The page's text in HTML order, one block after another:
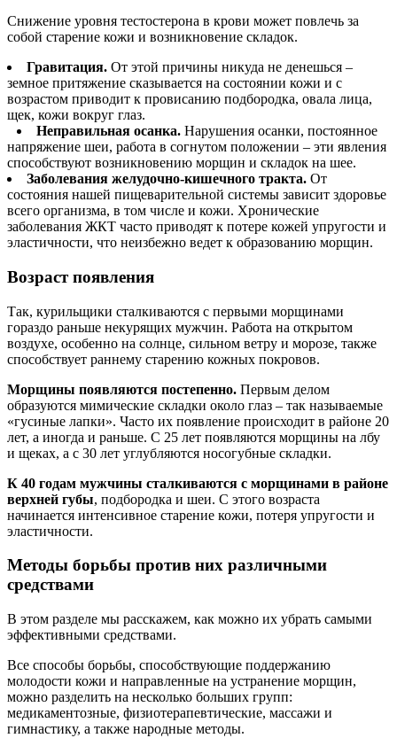
Снижение уровня тестостерона в крови может повлечь за
собой старение кожи и возникновение складок.
Гравитация. От этой причины никуда не денешься –
земное притяжение сказывается на состоянии кожи и с
возрастом приводит к провисанию подбородка, овала лица,
щек, кожи вокруг глаз.
Неправильная осанка. Нарушения осанки, постоянное
напряжение шеи, работа в согнутом положении – эти явления
способствуют возникновению морщин и складок на шее.
Заболевания желудочно-кишечного тракта. От
состояния нашей пищеварительной системы зависит здоровье
всего организма, в том числе и кожи. Хронические
заболевания ЖКТ часто приводят к потере кожей упругости и
эластичности, что неизбежно ведет к образованию морщин.
Возраст появления
Так, курильщики сталкиваются с первыми морщинами
гораздо раньше некурящих мужчин. Работа на открытом
воздухе, особенно на солнце, сильном ветру и морозе, также
способствует раннему старению кожных покровов.
Морщины появляются постепенно. Первым делом
образуются мимические складки около глаз – так называемые
«гусиные лапки». Часто их появление происходит в районе 20
лет, а иногда и раньше. С 25 лет появляются морщины на лбу
и щеках, а с 30 лет углубляются носогубные складки.
К 40 годам мужчины сталкиваются с морщинами в районе
верхней губы, подбородка и шеи. С этого возраста
начинается интенсивное старение кожи, потеря упругости и
эластичности.
Методы борьбы против них различными
средствами
В этом разделе мы расскажем, как можно их убрать самыми
эффективными средствами.
Все способы борьбы, способствующие поддержанию
молодости кожи и направленные на устранение морщин,
можно разделить на несколько больших групп:
медикаментозные, физиотерапевтические, массажи и
гимнастику, а также народные методы.